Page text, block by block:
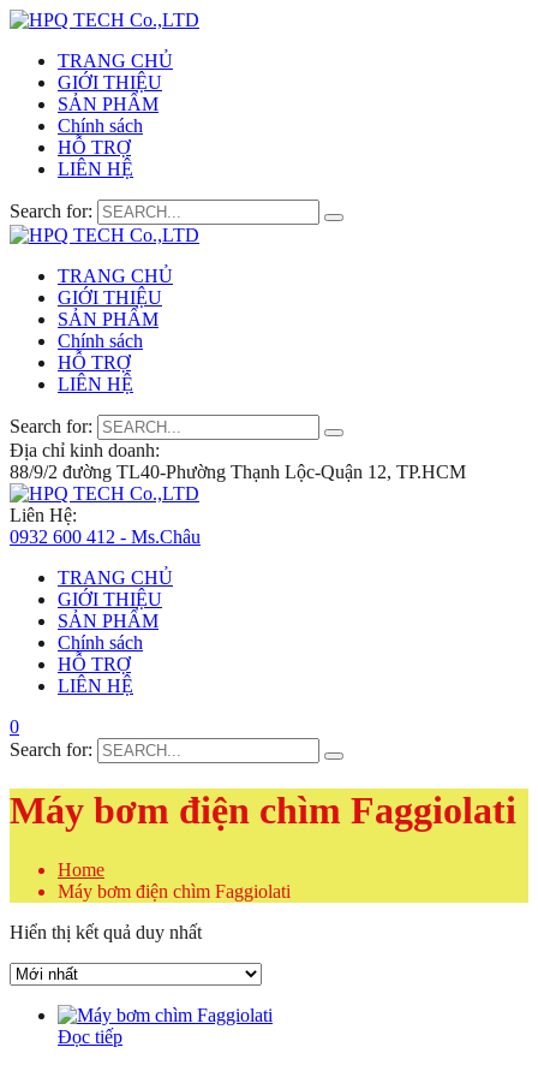
TRANG CHỦ
GIỚI THIỆU
SẢN PHẨM
Chính sách
HỖ TRỢ
LIÊN HỆ
Search for:
TRANG CHỦ
GIỚI THIỆU
SẢN PHẨM
Chính sách
HỖ TRỢ
LIÊN HỆ
Search for:
Địa chỉ kinh doanh:
88/9/2 đường TL40-Phường Thạnh Lộc-Quận 12, TP.HCM
Liên Hệ:
0932 600 412 - Ms.Châu
TRANG CHỦ
GIỚI THIỆU
SẢN PHẨM
Chính sách
HỖ TRỢ
LIÊN HỆ
0
Search for:
Máy bơm điện chìm Faggiolati
Home
Máy bơm điện chìm Faggiolati
Hiển thị kết quả duy nhất
Đọc tiếp